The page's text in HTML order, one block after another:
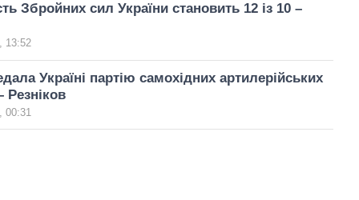
Збройних сил України становить 12 із 10 –
13:52
Україні партію самохідних артилерійських
Резніков
00:31